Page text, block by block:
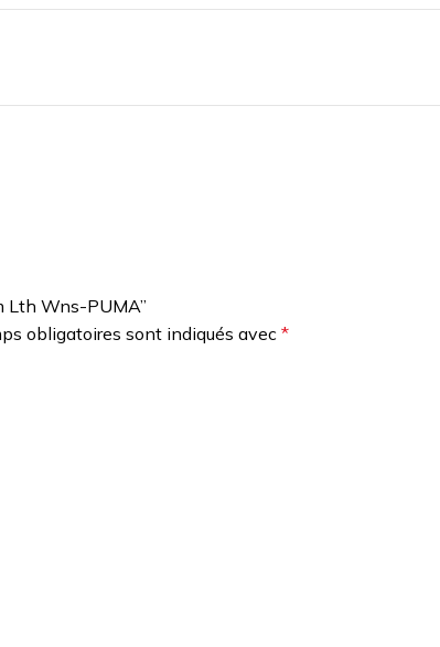
Lth Wns-PUMA”
obligatoires sont indiqués avec *